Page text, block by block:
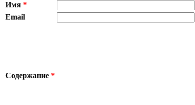
Имя *
Email
Содержание *